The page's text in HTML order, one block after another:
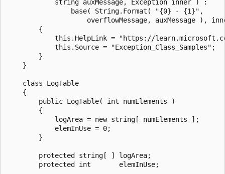
            string auxMessage, Exception inner ) :
                base( String.Format( "{0} - {1}",
overflowMessage, auxMessage ),
        {
this.HelpLink = "https://
            this.Source = "Exception_Class_Samples";
        }
    }
    class LogTable
    {
        public LogTable( int numElements )
        {
            logArea = new string[ numElements ];
            elemInUse = 0;
        }
        protected string[ ] logArea;
        protected int       elemInUse;